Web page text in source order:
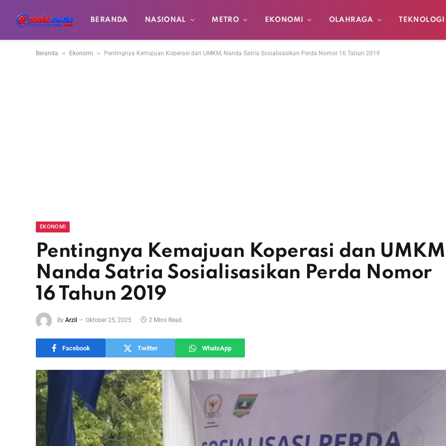
BERANDA NASIONAL METRO EKONOMI OLAHRAGA TEKNOLOGI
Beranda » Ekonomi » Pentingnya Kemajuan Koperasi dan UMKM, Nanda Satria Sosialisasikan Perda Nomor 16 Tahun 2019
EKONOMI
Pentingnya Kemajuan Koperasi dan
Nanda Satria Sosialisasikan Perda Nomor
16 Tahun 2019
By Arzil Oktober 25, 2025 2 Mins Read
Facebook Twitter WhatsApp